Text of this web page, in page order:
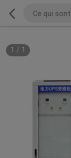
1 / 1